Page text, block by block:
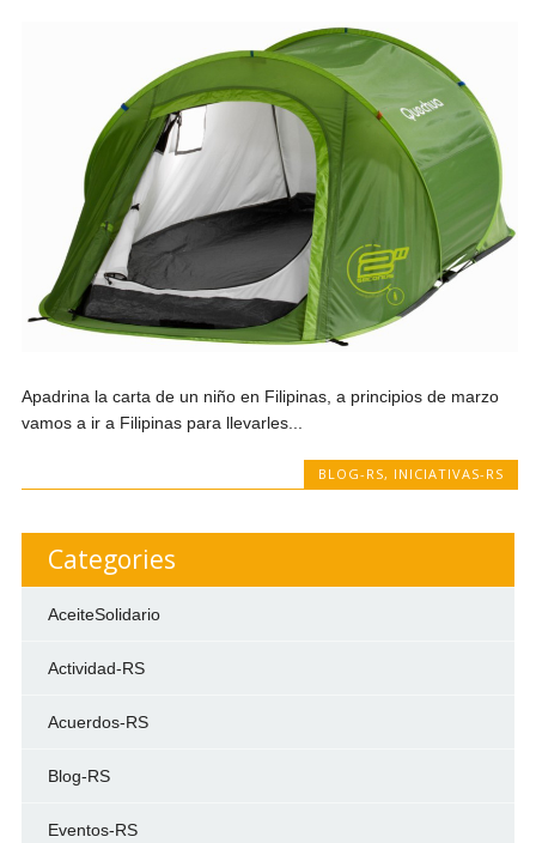
Apadrina la carta de un niño en Filipinas, a principios de marzo
vamos a ir a Filipinas para llevarles...
BLOG-RS, INICIATIVAS-RS
Categories
AceiteSolidario
Actividad-RS
Acuerdos-RS
Blog-RS
Eventos-RS